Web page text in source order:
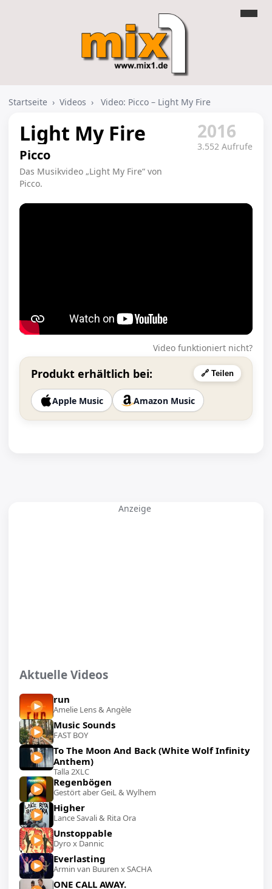
Startseite › Videos › Video: Picco – Light My Fire
Light My Fire
Picco
Das Musikvideo „Light My Fire“ von
Picco.
2016
3.552 Aufrufe
Video funktioniert nicht?
Produkt erhältlich bei: 🔗 Teilen
Apple Music Amazon Music
Anzeige
Aktuelle Videos
run
Amelie Lens & Angèle
Music Sounds
FAST BOY
To The Moon And Back (White Wolf Infinity
Anthem)
Talla 2XLC
Regenbögen
Gestört aber GeiL & Wylhem
Higher
Lance Savali & Rita Ora
Unstoppable
Dyro x Dannic
Everlasting
Armin van Buuren x SACHA
ONE CALL AWAY.